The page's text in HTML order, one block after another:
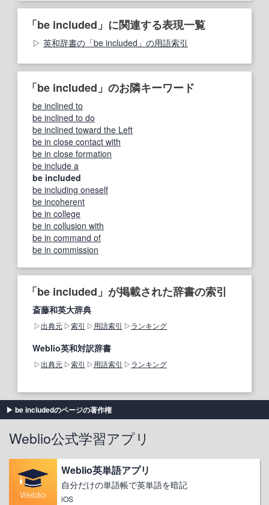
「be included」に関連する表現一覧
英和辞書の「be included」の用語索引
「be included」のお隣キーワード
be inclined to
be inclined to do
be inclined toward the Left
be in close contact with
be in close formation
be include a
be included
be including oneself
be incoherent
be in college
be in collusion with
be in command of
be in commission
「be included」が掲載された辞書の索引
斎藤和英大辞典
出典元 索引 用語索引 ランキング
Weblio英和対訳辞書
出典元 索引 用語索引 ランキング
be includedのページの著作権
Weblio公式学習アプリ
Weblio英単語アプリ
自分だけの単語帳で英単語を暗記
iOS